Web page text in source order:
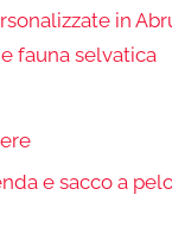
in
fauna selvatica
e sacco a